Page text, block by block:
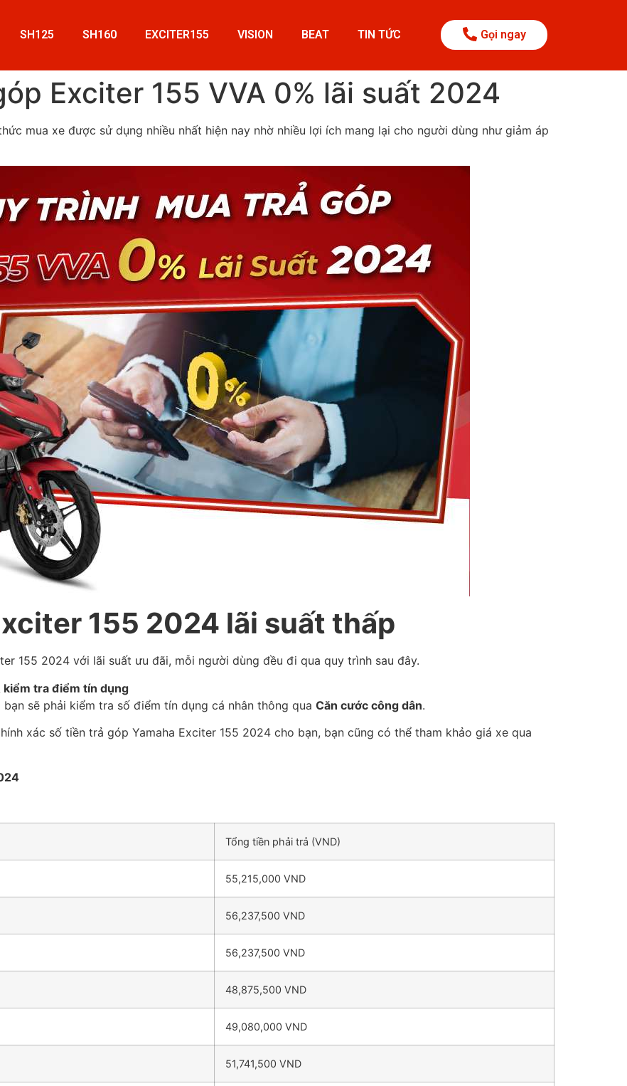
SH125 SH160 EXCITER155 VISION BEAT TIN TỨC Gọi ngay
Exciter 155 VVA 0% lãi suất 2024
mua xe được sử dụng nhiều nhất hiện nay nhờ nhiều lợi ích mang lại cho người dùng như giảm áp
155 2024 lãi suất thấp
155 2024 với lãi suất ưu đãi, mỗi người dùng đều đi qua quy trình sau đây.
kiểm tra điểm tín dụng
sẽ phải kiểm tra số điểm tín dụng cá nhân thông qua Căn cước công dân.
xác số tiền trả góp Yamaha Exciter 155 2024 cho bạn, bạn cũng có thể tham khảo giá xe qua
Tổng tiền phải trả (VND)
55,215,000 VND
56,237,500 VND
56,237,500 VND
48,875,500 VND
49,080,000 VND
51,741,500 VND